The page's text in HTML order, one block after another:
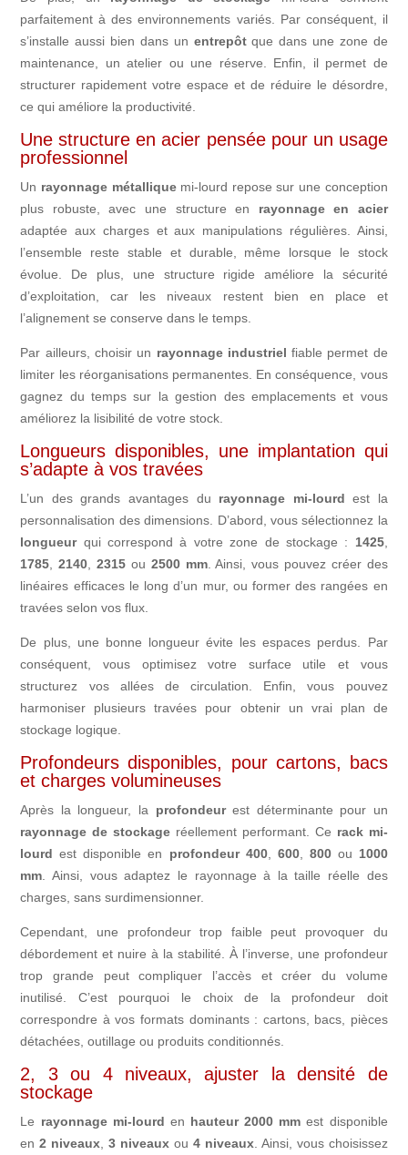
parfaitement à des environnements variés. Par conséquent, il
s’installe aussi bien dans un entrepôtque dans une zone de
maintenance, un atelier ou une réserve. Enfin, il permet de
structurer rapidement votre espace et de réduire le désordre,
ce qui améliore la productivité.
Une structure en acier pensée pour un usage
professionnel
Un rayonnage métalliquemi-lourd repose sur une conception
plus robuste, avec une structure en rayonnage en acier
adaptée aux charges et aux manipulations régulières. Ainsi,
l’ensemble reste stable et durable, même lorsque le stock
évolue. De plus, une structure rigide améliore la sécurité
d’exploitation, car les niveaux restent bien en place et
l’alignement se conserve dans le temps.
Par ailleurs, choisir un rayonnage industriel fiable permet de
limiter les réorganisations permanentes. En conséquence, vous
gagnez du temps sur la gestion des emplacements et vous
améliorez la lisibilité de votre stock.
Longueurs disponibles, une implantation qui
s’adapte à vos travées
L’un des grands avantages du rayonnage mi-lourd est la
personnalisation des dimensions. D’abord, vous sélectionnez la
longueurqui correspond à votre zone de stockage : 1425,
1785 ,2140 ,2315 ou 2500 mm. Ainsi, vous pouvez créer des
linéaires efficaces le long d’un mur, ou former des rangées en
travées selon vos flux.
De plus, une bonne longueur évite les espaces perdus. Par
conséquent, vous optimisez votre surface utile et vous
structurez vos allées de circulation. Enfin, vous pouvez
harmoniser plusieurs travées pour obtenir un vrai plan de
stockage logique.
Profondeurs disponibles, pour cartons, bacs
et charges volumineuses
Après la longueur, la profondeurest déterminante pour un
rayonnage de stockage réellement performant. Ce rack mi-
lourd est disponible en profondeur 400, 600, 800ou 1000
mm . Ainsi, vous adaptez le rayonnage à la taille réelle des
charges, sans surdimensionner.
Cependant, une profondeur trop faible peut provoquer du
débordement et nuire à la stabilité. À l’inverse, une profondeur
trop grande peut compliquer l’accès et créer du volume
inutilisé. C’est pourquoi le choix de la profondeur doit
correspondre à vos formats dominants : cartons, bacs, pièces
détachées, outillage ou produits conditionnés.
2, 3 ou 4 niveaux, ajuster la densité de
stockage
Le rayonnage mi-lourd en hauteur 2000 mm est disponible
en2 niveaux ,3 niveaux ou 4 niveaux. Ainsi, vous choisissez